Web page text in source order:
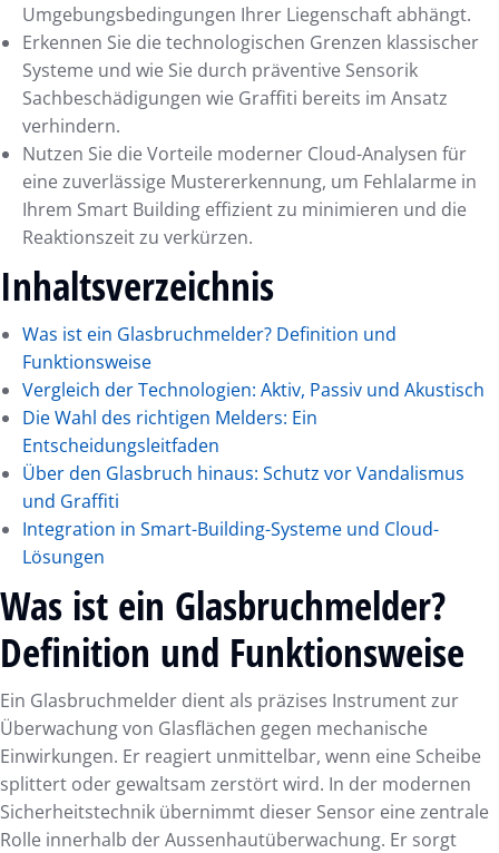
Umgebungsbedingungen Ihrer Liegenschaft abhängt.
Erkennen Sie die technologischen Grenzen klassischer
Systeme und wie Sie durch präventive Sensorik
Sachbeschädigungen wie Graffiti bereits im Ansatz
verhindern.
Nutzen Sie die Vorteile moderner Cloud-Analysen für
eine zuverlässige Mustererkennung, um Fehlalarme in
Ihrem Smart Building effizient zu minimieren und die
Reaktionszeit zu verkürzen.
Inhaltsverzeichnis
Was ist ein Glasbruchmelder? Definition und
Funktionsweise
Vergleich der Technologien: Aktiv, Passiv und Akustisch
Die Wahl des richtigen Melders: Ein
Entscheidungsleitfaden
Über den Glasbruch hinaus: Schutz vor Vandalismus
und Graffiti
Integration in Smart-Building-Systeme und Cloud-
Lösungen
Was ist ein Glasbruchmelder?
Definition und Funktionsweise
Ein Glasbruchmelder dient als präzises Instrument zur
Überwachung von Glasflächen gegen mechanische
Einwirkungen. Er reagiert unmittelbar, wenn eine Scheibe
splittert oder gewaltsam zerstört wird. In der modernen
Sicherheitstechnik übernimmt dieser Sensor eine zentrale
Rolle innerhalb der Aussenhautüberwachung. Er sorgt